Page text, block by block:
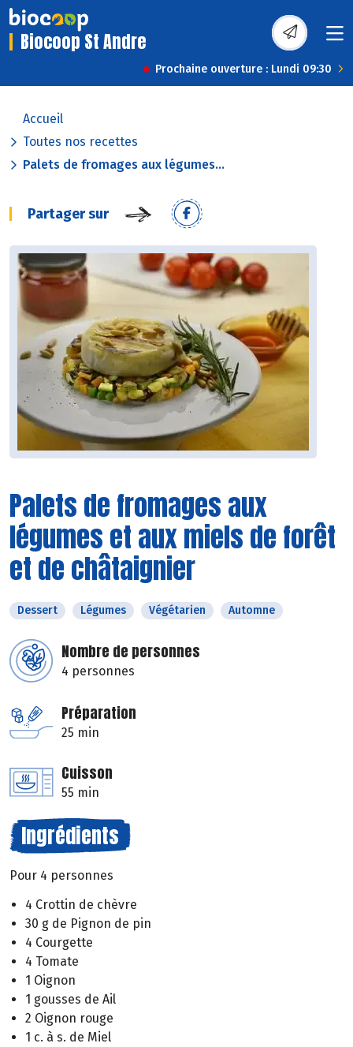
Biocoop St Andre
Prochaine ouverture : Lundi 09:30
Accueil
Toutes nos recettes
Palets de fromages aux légumes...
Partager sur
Palets de fromages aux
légumes et aux miels de forêt
et de châtaignier
Dessert Légumes Végétarien Automne
Nombre de personnes
4 personnes
Préparation
25 min
Cuisson
55 min
Ingrédients
Pour 4 personnes
4 Crottin de chèvre
30 g de Pignon de pin
4 Courgette
4 Tomate
1 Oignon
1 gousses de Ail
2 Oignon rouge
1 c. à s. de Miel